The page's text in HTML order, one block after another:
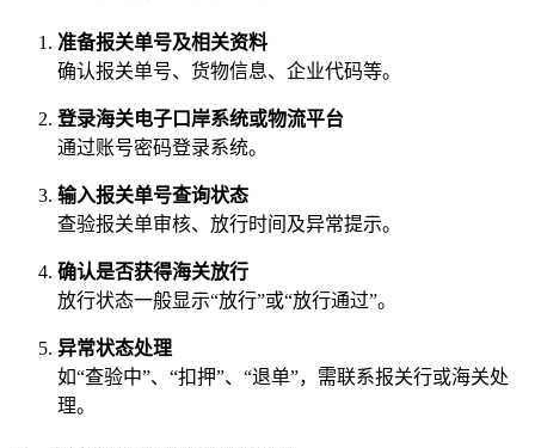
准备报关单号及相关资料
确认报关单号、货物信息、企业代码等。
登录海关电子口岸系统或物流平台
通过账号密码登录系统。
输入报关单号查询状态
查验报关单审核、放行时间及异常提示。
确认是否获得海关放行
放行状态一般显示“放行”或“放行通过”。
异常状态处理
如“查验中”、“扣押”、“退单”，需联系报关行或海关处
理。